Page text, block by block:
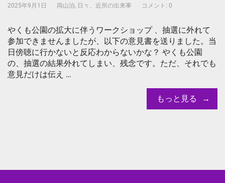
2025年9月1日 両山泊, 日々、近所の出来事 コメント: 0
やくも公園の拡大に伴うワークショップ 、抽選に外れて
参加できませんましたが、以下の意見書を送りました。当
日傍聴に行かないと反応わからないかな？ やくも公園
の、抽選の結果外れてしまい、残念です。ただ、それでも
意見だけは伝え …
もっと見る